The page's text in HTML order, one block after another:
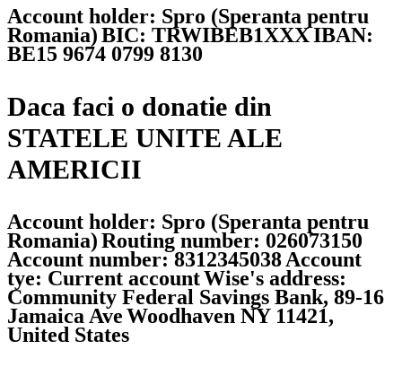
Account holder: Spro (Speranta pentru
Romania)BIC: TRWIBEB1XXXIBAN:
BE15 9674 0799 8130
Daca faci o donatie din
STATELE UNITE ALE
AMERICII
Account holder: Spro (Speranta pentru
Romania)Routing number: 026073150
Account number: 8312345038Account
tye: Current accountWise's address:
Community Federal Savings Bank, 89-16
Jamaica AveWoodhaven NY 11421,
United States